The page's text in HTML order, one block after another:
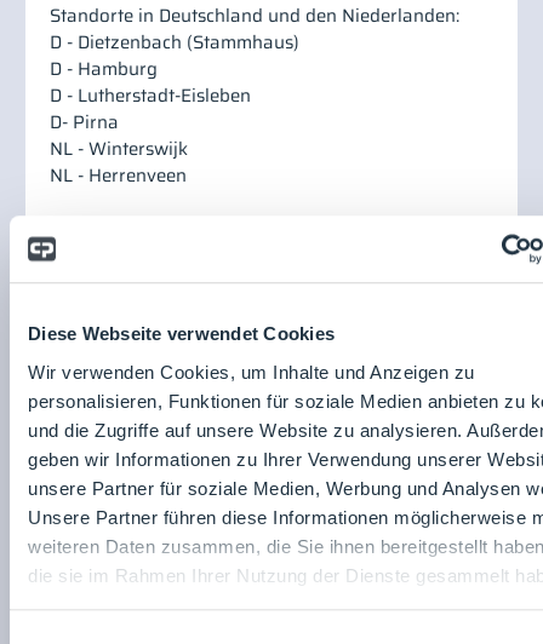
Diese Webseite verwendet Cookies
Wir verwenden Cookies, um Inhalte und Anzeigen zu
personalisieren, Funktionen für soziale Medien anbieten zu
und die Zugriffe auf unsere Website zu analysieren.
geben wir Informationen zu Ihrer Verwendung unserer
unsere Partner für soziale Medien, Werbung und Analysen
Unsere Partner führen diese Informationen möglicherweise
weiteren Daten zusammen, die Sie ihnen bereitgestellt
die sie im Rahmen Ihrer Nutzung der Dienste gesammelt
Standorte in Deutschland und den Niederlanden:
D - Dietzenbach (Stammhaus)
D - Hamburg
D - Lutherstadt-Eisleben
D- Pirna
NL - Winterswijk
NL - Herrenveen
GmbH
Straße 4
63128 Dietzenbach
Deutschland
Website:
https://www.derustit.de